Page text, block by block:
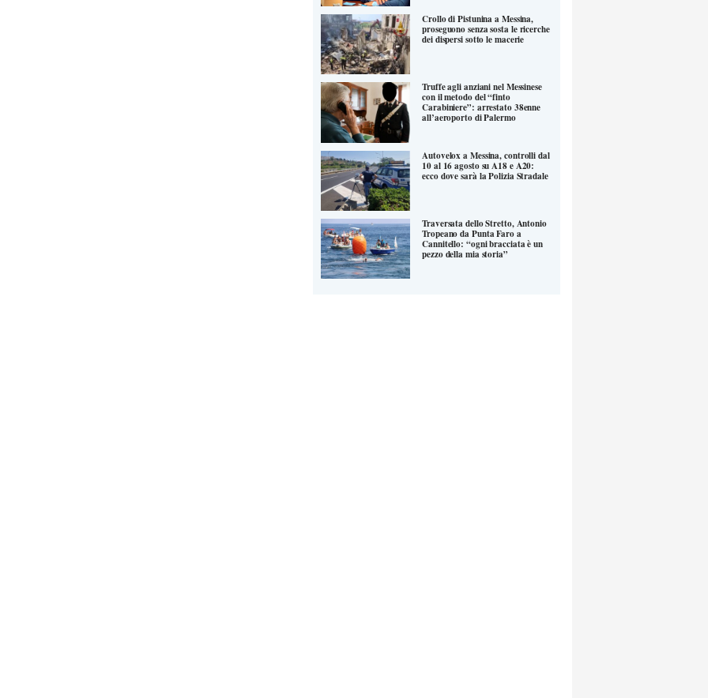
Crollo di Pistunina a Messina,
proseguono senza sosta le ricerche
dei dispersi sotto le macerie
Truffe agli anziani nel Messinese
con il metodo del “finto
Carabiniere”: arrestato 38enne
all’aeroporto di Palermo
Autovelox a Messina, controlli dal
10 al 16 agosto su A18 e A20:
ecco dove sarà la Polizia Stradale
Traversata dello Stretto, Antonio
Tropeano da Punta Faro a
Cannitello: “ogni bracciata è un
pezzo della mia storia”